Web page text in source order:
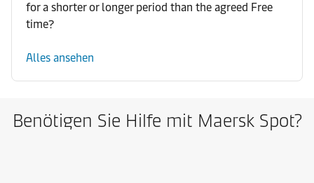
for a shorter or longer period than the agreed Free
time?
Alles ansehen
Benötigen Sie Hilfe mit Maersk Spot?